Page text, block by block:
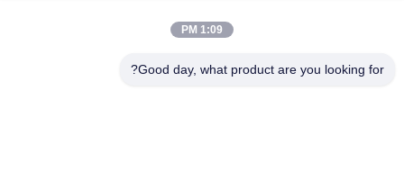
1:09 PM
Good day, what product are you looking for?